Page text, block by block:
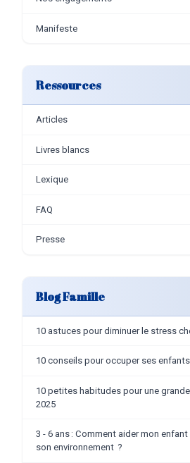
Manifeste
Ressources
Articles
Livres blancs
Lexique
FAQ
Presse
Blog Famille
10 astuces pour diminuer le stress
10 conseils pour occuper ses
10 petites habitudes pour une
2025
3 - 6 ans : Comment aider mon
son environnement ?